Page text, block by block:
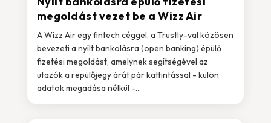
megoldást vezet be a Wizz Air
A Wizz Air egy fintech céggel, a Trustly-val közösen
bevezeti a nyílt bankolásra (open banking) épülő
fizetési megoldást, amelynek segítségével az
utazók a repülőjegy árát pár kattintással - külön
adatok megadása nélkül -...